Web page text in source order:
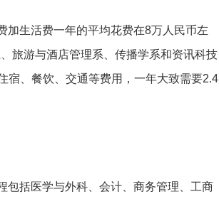
加生活费一年的平均花费在8万人民币左
旅游与酒店管理系、传播学系和资讯科技
宿、餐饮、交通等费用，一年大致需要2.4
包括医学与外科、会计、商务管理、工商